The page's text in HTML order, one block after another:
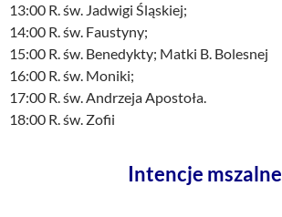
13:00 R. św. Jadwigi Śląskiej;
14:00 R. św. Faustyny;
15:00 R. św. Benedykty; Matki B. Bolesnej
16:00 R. św. Moniki;
17:00 R. św. Andrzeja Apostoła.
18:00 R. św. Zofii
Intencje mszalne